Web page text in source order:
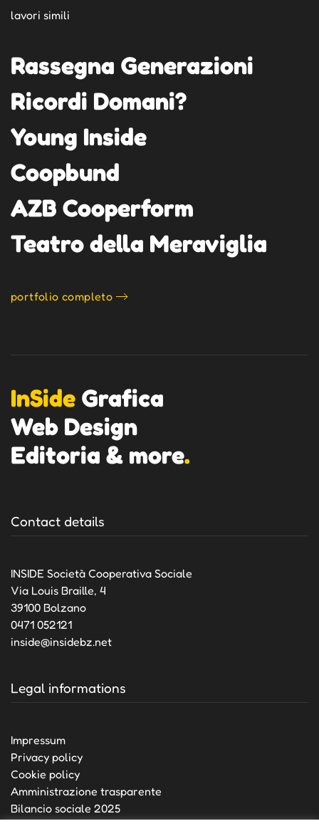
lavori simili
Rassegna Generazioni
Ricordi Domani?
Young Inside
Coopbund
AZB Cooperform
Teatro della Meraviglia
portfolio completo
InSide Grafica
Web Design
Editoria & more.
Contact details
INSIDE Società Cooperativa Sociale
Via Louis Braille, 4
39100 Bolzano
0471 052121
inside@insidebz.net
Legal informations
Impressum
Privacy policy
Cookie policy
Amministrazione trasparente
Bilancio sociale 2025